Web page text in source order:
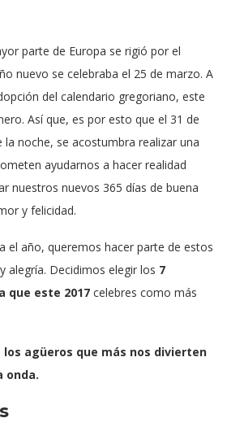
parte de Europa se rigió por el
nuevo se celebraba el 25 de marzo. A
del calendario gregoriano, este
Así que, es por esto que el 31 de
la noche, se acostumbra realizar una
ayudarnos a hacer realidad
nuestros nuevos 365 días de buena
y felicidad.
el año, queremos hacer parte de estos
alegría. Decidimos elegir los 7
que este 2017 celebres como más
los agüeros que más nos divierten
onda.